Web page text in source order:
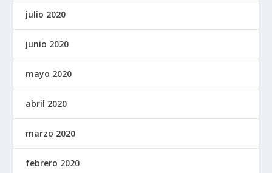
julio 2020
junio 2020
mayo 2020
abril 2020
marzo 2020
febrero 2020